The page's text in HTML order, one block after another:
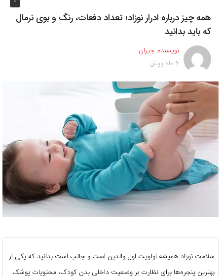
همه چیز درباره ادرار نوزاد؛ تعداد دفعات، رنگ و بوی نرمال
که باید بدانید
نویسنده: جیران
6 ماه پیش
سلامت نوزاد همیشه اولویت اول والدین است و جالب است بدانید که یکی از
بهترین پنجره‌ها برای نظارت بر وضعیت داخلی بدن کودک، محتویات پوشک